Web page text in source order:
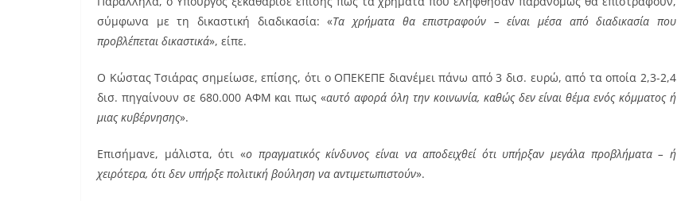
σύμφωνα με τη δικαστική διαδικασία: «Τα χρήματα θα επιστραφούν – είναι μέσα από διαδικασία που
προβλέπεται δικαστικά», είπε.
Ο Κώστας Τσιάρας σημείωσε, επίσης, ότι ο ΟΠΕΚΕΠΕ διανέμει πάνω από 3 δισ. ευρώ, από τα οποία 2,3-2,4
δισ. πηγαίνουν σε 680.000 ΑΦΜ και πως «αυτό αφορά όλη την κοινωνία, καθώς δεν είναι θέμα ενός κόμματος ή
μιας κυβέρνησης».
Επισήμανε, μάλιστα, ότι «ο πραγματικός κίνδυνος είναι να αποδειχθεί ότι υπήρξαν μεγάλα προβλήματα – ή
χειρότερα, ότι δεν υπήρξε πολιτική βούληση να αντιμετωπιστούν».